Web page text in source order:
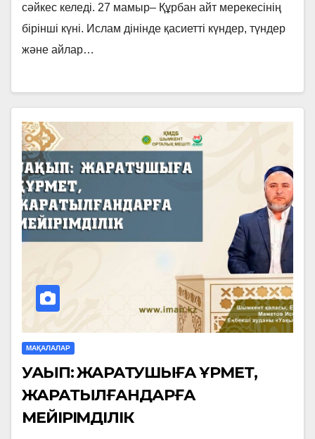
сәйкес келеді. 27 мамыр– Құрбан айт мерекесінің
бірінші күні. Ислам дінінде қасиетті күндер, түндер
және айлар…
МАҚАЛАЛАР
УАҚЫП: ЖАРАТУШЫҒА ҚҰРМЕТ,
ЖАРАТЫЛҒАНДАРҒА
МЕЙІРІМДІЛІК